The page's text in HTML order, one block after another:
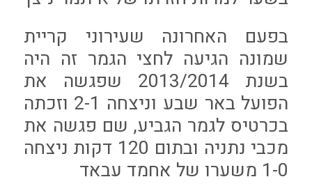
בפעם האחרונה שעירוני קריית
שמונה הגיעה לחצי הגמר זה היה
בשנת 2013/2014 שפגשה את
הפועל באר שבע וניצחה 2-1 וזכתה
בכרטיס לגמר הגביע, שם פגשה את
מכבי נתניה ובתום 120 דקות ניצחה
1-0 משערו של אחמד עבאד